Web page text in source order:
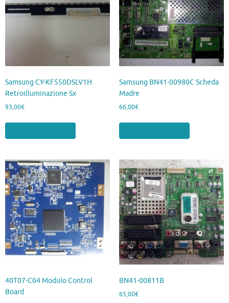
Samsung CY-KF550DSLV1H
Retroilluminazione Sx
93,00€
Samsung BN41-00980C Scheda
Madre
66,00€
40T07-C04 Modulo Control
Board
BN41-00811B
65,00€